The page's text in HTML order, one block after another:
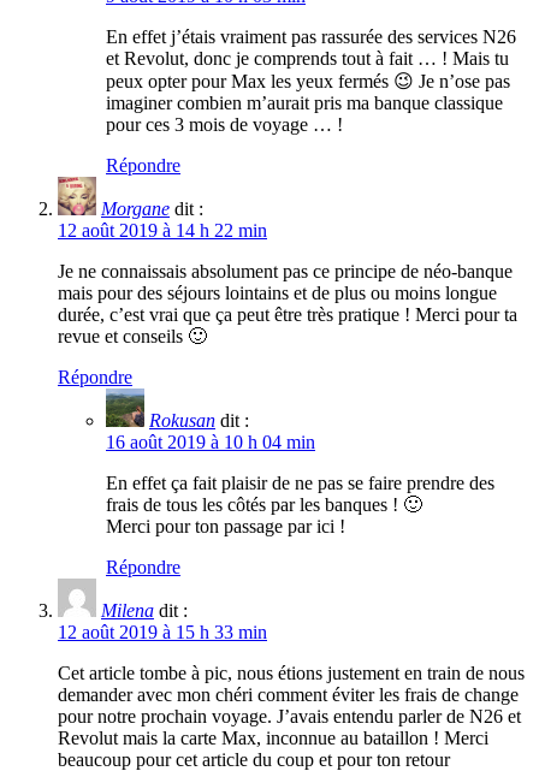
En effet j’étais vraiment pas rassurée des services N26
et Revolut, donc je comprends tout à fait … ! Mais tu
peux opter pour Max les yeux fermés 😉 Je n’ose pas
imaginer combien m’aurait pris ma banque classique
pour ces 3 mois de voyage … !
Répondre
Morgane dit :
12 août 2019 à 14 h 22 min
Je ne connaissais absolument pas ce principe de néo-banque
mais pour des séjours lointains et de plus ou moins longue
durée, c’est vrai que ça peut être très pratique ! Merci pour ta
revue et conseils 🙂
Répondre
Rokusan dit :
16 août 2019 à 10 h 04 min
En effet ça fait plaisir de ne pas se faire prendre des
frais de tous les côtés par les banques ! 🙂
Merci pour ton passage par ici !
Répondre
Milena dit :
12 août 2019 à 15 h 33 min
Cet article tombe à pic, nous étions justement en train de nous
demander avec mon chéri comment éviter les frais de change
pour notre prochain voyage. J’avais entendu parler de N26 et
Revolut mais la carte Max, inconnue au bataillon ! Merci
beaucoup pour cet article du coup et pour ton retour